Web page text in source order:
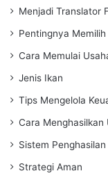
Menjadi Translator
Pentingnya
Cara Memulai
Jenis Ikan
Tips Mengelola
Cara Menghasilkan
Sistem Penghasilan
Strategi Aman